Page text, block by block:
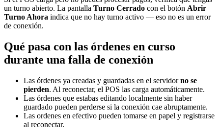
un turno abierto. La pantalla Turno Cerrado con el botón Abrir
Turno Ahora indica que no hay turno activo — eso no es un error
de conexión.
Qué pasa con las órdenes en curso
durante una falla de conexión
Las órdenes ya creadas y guardadas en el servidorno se
pierden. Al reconectar, el POS las carga automáticamente.
Las órdenes que estabas editando localmente sin haber
guardado pueden perderse si la conexión cae abruptamente.
Las ordenes en efectivo pueden tomarse en papel y registrarse
al reconectar.